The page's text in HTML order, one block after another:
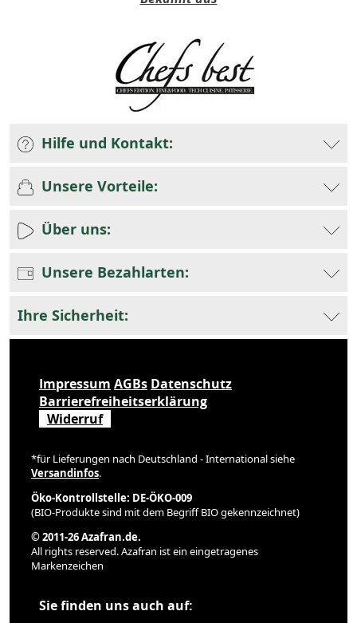
Hilfe und Kontakt:
Unsere Vorteile:
Über uns:
Unsere Bezahlarten:
Ihre Sicherheit:
Impressum AGBs Datenschutz
Barrierefreiheitserklärung
Widerruf
*für Lieferungen nach Deutschland - International siehe
Versandinfos.
Öko-Kontrollstelle: DE-ÖKO-009
(BIO-Produkte sind mit dem Begriff BIO gekennzeichnet)
© 2011-26 Azafran.de.
All rights reserved. Azafran ist ein eingetragenes
Markenzeichen
Sie finden uns auch auf: